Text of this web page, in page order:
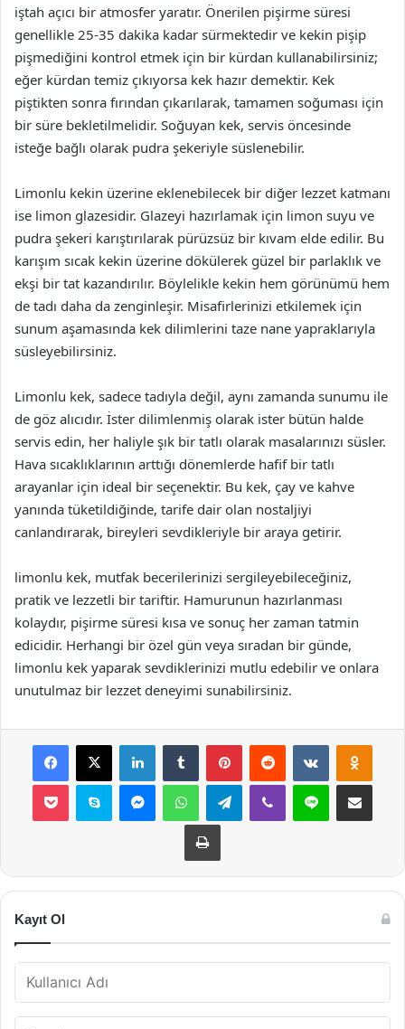
iştah açıcı bir atmosfer yaratır. Önerilen pişirme süresi
genellikle 25-35 dakika kadar sürmektedir ve kekin pişip
pişmediğini kontrol etmek için bir kürdan kullanabilirsiniz;
eğer kürdan temiz çıkıyorsa kek hazır demektir. Kek
piştikten sonra fırından çıkarılarak, tamamen soğuması için
bir süre bekletilmelidir. Soğuyan kek, servis öncesinde
isteğe bağlı olarak pudra şekeriyle süslenebilir.
Limonlu kekin üzerine eklenebilecek bir diğer lezzet katmanı
ise limon glazesidir. Glazeyi hazırlamak için limon suyu ve
pudra şekeri karıştırılarak pürüzsüz bir kıvam elde edilir. Bu
karışım sıcak kekin üzerine dökülerek güzel bir parlaklık ve
ekşi bir tat kazandırılır. Böylelikle kekin hem görünümü hem
de tadı daha da zenginleşir. Misafirlerinizi etkilemek için
sunum aşamasında kek dilimlerini taze nane yapraklarıyla
süsleyebilirsiniz.
Limonlu kek, sadece tadıyla değil, aynı zamanda sunumu ile
de göz alıcıdır. İster dilimlenmiş olarak ister bütün halde
servis edin, her haliyle şık bir tatlı olarak masalarınızı süsler.
Hava sıcaklıklarının arttığı dönemlerde hafif bir tatlı
arayanlar için ideal bir seçenektir. Bu kek, çay ve kahve
yanında tüketildiğinde, tarife dair olan nostaljiyi
canlandırarak, bireyleri sevdikleriyle bir araya getirir.
limonlu kek, mutfak becerilerinizi sergileyebileceğiniz,
pratik ve lezzetli bir tariftir. Hamurunun hazırlanması
kolaydır, pişirme süresi kısa ve sonuç her zaman tatmin
edicidir. Herhangi bir özel gün veya sıradan bir günde,
limonlu kek yaparak sevdiklerinizi mutlu edebilir ve onlara
unutulmaz bir lezzet deneyimi sunabilirsiniz.
Facebook
X LinkedInTumblr PinterestReddit VKontakte
Pocket Skype MessengerWhatsAppTelegramViber Line E-Posta ile
Yazdır
Kayıt Ol